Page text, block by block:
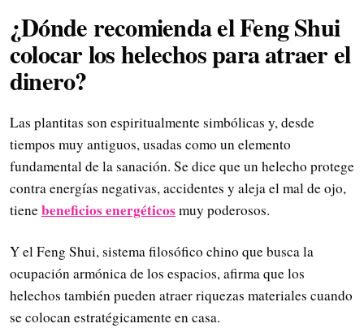
¿Dónde recomienda el Feng Shui
colocar los helechos para atraer el
dinero?
Las plantitas son espiritualmente simbólicas y, desde
tiempos muy antiguos, usadas como un elemento
fundamental de la sanación. Se dice que un helecho protege
contra energías negativas, accidentes y aleja el mal de ojo,
tienebeneficios energéticosmuy poderosos.
Y el Feng Shui, sistema filosófico chino que busca la
ocupación armónica de los espacios, afirma que los
helechos también pueden atraer riquezas materiales cuando
se colocan estratégicamente en casa.